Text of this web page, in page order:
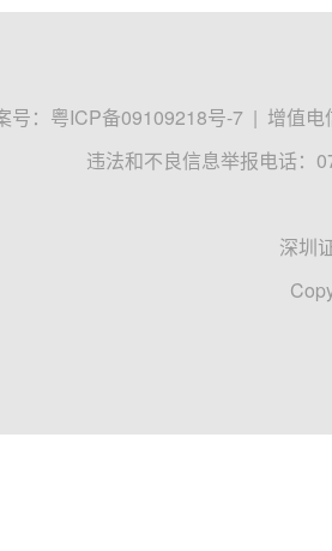
号： 粤ICP备09109218号-7 | 增值电
违法和不良信息举报电话：
深圳